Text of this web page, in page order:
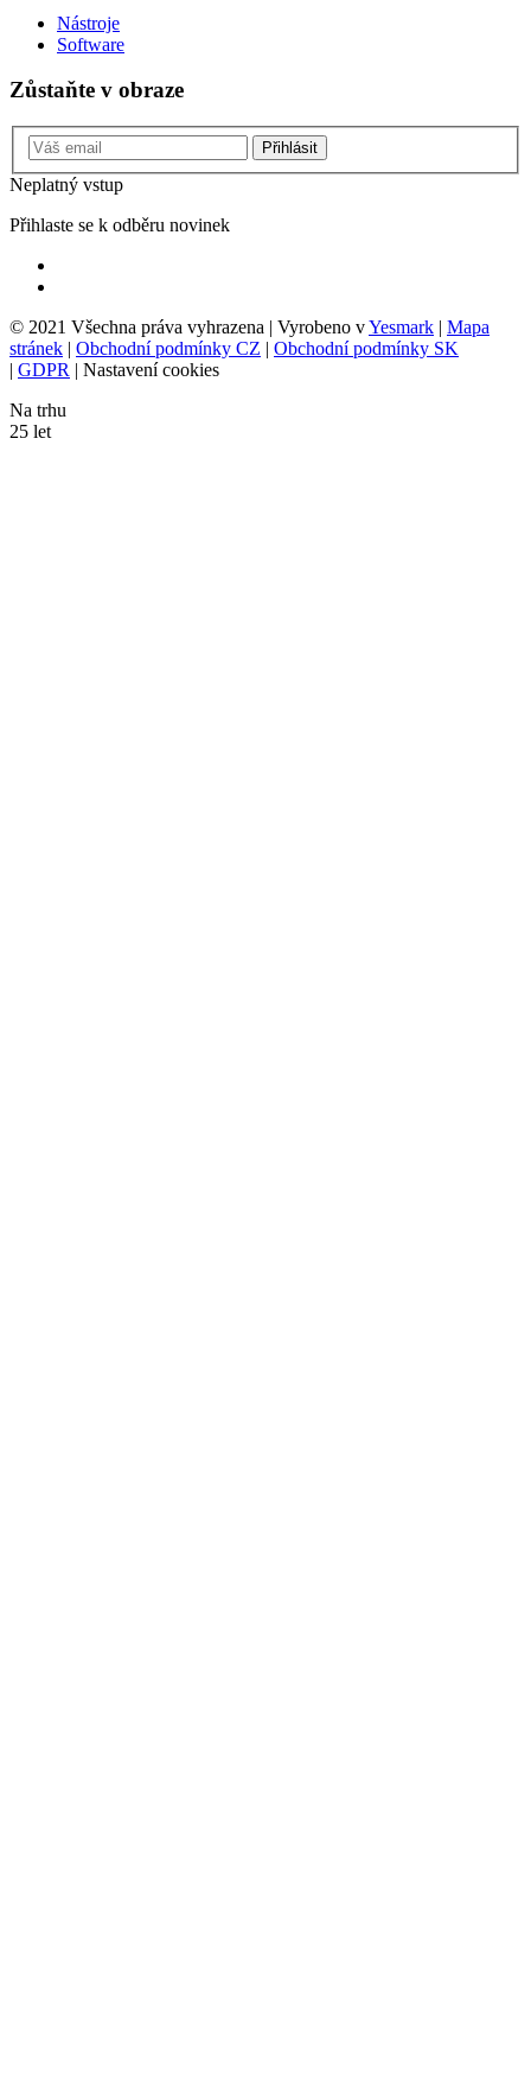
Nástroje
Software
Zůstaňte v obraze
Přihlásit
Neplatný vstup
Přihlaste se k odběru novinek
© 2021 Všechna práva vyhrazena | Vyrobeno vYesmark | Mapa
stránek | Obchodní podmínky CZ | Obchodní podmínky SK
| GDPR | Nastavení cookies
Na trhu
25 let